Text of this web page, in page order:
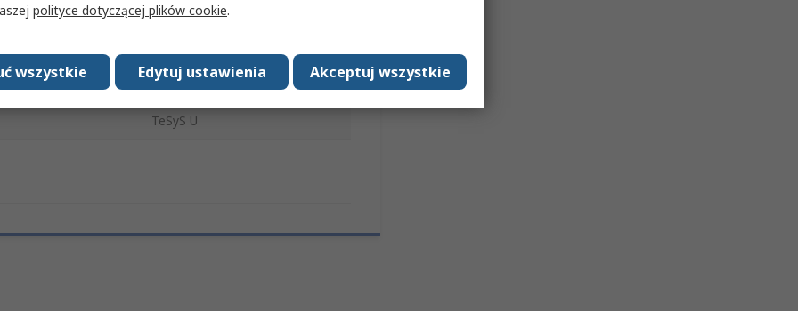
Blok nawrotny
No
TeSyS U
polityce dotyczącej plików cookie.
Akceptuj wszystkie
Edytuj ustawienia
wszystkie